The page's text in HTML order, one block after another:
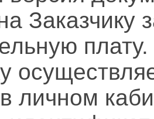
Заказчику
личном